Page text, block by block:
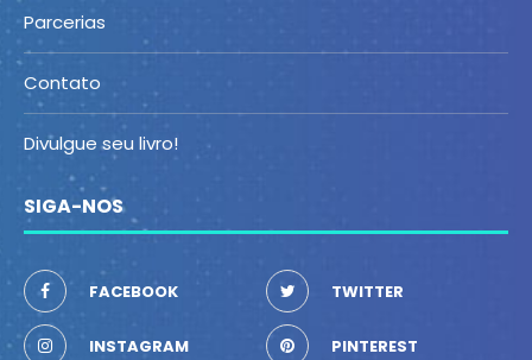
Parcerias
Contato
Divulgue seu livro!
SIGA-NOS
FACEBOOK TWITTER
INSTAGRAM PINTEREST